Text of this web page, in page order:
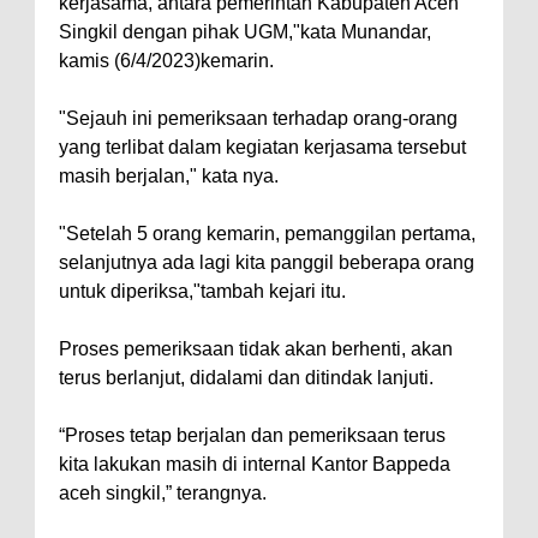
Singkil dengan pihak UGM,"kata Munandar,
kamis (6/4/2023)kemarin.
"Sejauh ini pemeriksaan terhadap orang-orang
yang terlibat dalam kegiatan kerjasama tersebut
masih berjalan," kata nya.
"Setelah 5 orang kemarin, pemanggilan pertama,
selanjutnya ada lagi kita panggil beberapa orang
untuk diperiksa,"tambah kejari itu.
Proses pemeriksaan tidak akan berhenti, akan
terus berlanjut, didalami dan ditindak lanjuti.
“Proses tetap berjalan dan pemeriksaan terus
kita lakukan masih di internal Kantor Bappeda
aceh singkil,” terangnya.